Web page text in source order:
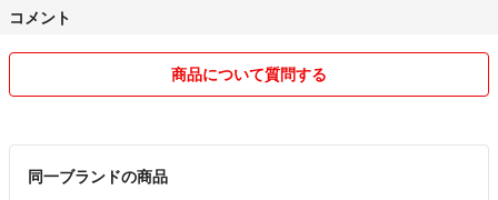
コメント
商品について質問する
同一ブランドの商品